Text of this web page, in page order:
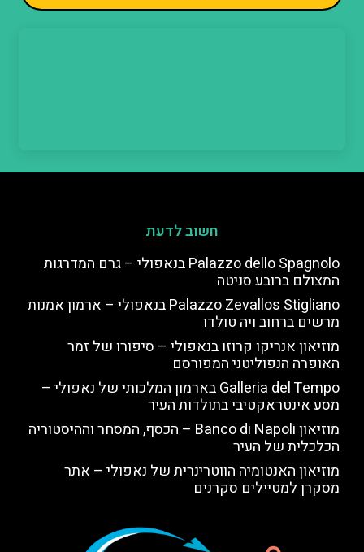
חשוב לדעת
Palazzo dello Spagnolo בנאפולי – גרם המדרגות
המצולם ברובע סניטה
Palazzo Zevallos Stigliano בנאפולי – ארמון אמנות
מרשים ברחוב ויה טולדו
מוזיאון אנריקו קרוזו בנאפולי – סיפורו של זמר
האופרה הנפוליטני המפורסם
Galleria del Tempo בארמון המלכותי של נאפולי –
מסע אינטראקטיבי בתולדות העיר
מוזיאון Banco di Napoli – הכסף, המסחר וההיסטוריה
הכלכלית של העיר
מוזיאון האנטומיה הווטרינרית של נאפולי – אתר
מסקרן למטיילים סקרנים